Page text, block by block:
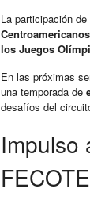
La participación
los Juegos
En las próximas
una temporada de
desafíos del
Impulso